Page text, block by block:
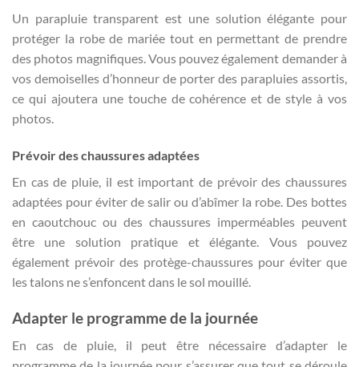
Un parapluie transparent est une solution élégante pour
protéger la robe de mariée tout en permettant de prendre
des photos magnifiques. Vous pouvez également demander à
vos demoiselles d’honneur de porter des parapluies assortis,
ce qui ajoutera une touche de cohérence et de style à vos
photos.
Prévoir des chaussures adaptées
En cas de pluie, il est important de prévoir des chaussures
adaptées pour éviter de salir ou d’abîmer la robe. Des bottes
en caoutchouc ou des chaussures imperméables peuvent
être une solution pratique et élégante. Vous pouvez
également prévoir des protège-chaussures pour éviter que
les talons ne s’enfoncent dans le sol mouillé.
Adapter le programme de la journée
En cas de pluie, il peut être nécessaire d’adapter le